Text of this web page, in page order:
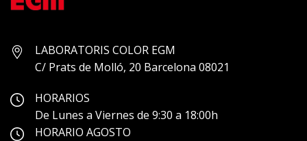
LABORATORIS COLOR EGM
C/ Prats de Molló, 20 Barcelona 08021
HORARIOS
De Lunes a Viernes de 9:30 a 18:00h
HORARIO AGOSTO